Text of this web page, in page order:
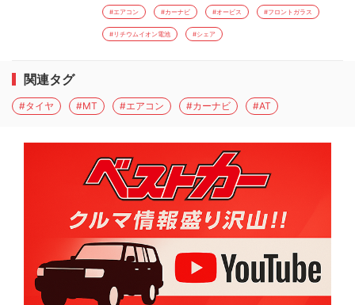
#エアコン #カーナビ #オービス #フロントガラス
#リチウムイオン電池 #シェア
関連タグ
#タイヤ #MT #エアコン #カーナビ #AT